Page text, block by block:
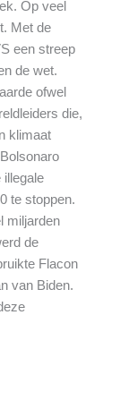
Op veel
Met de
een streep
de wet.
ofwel
die,
klimaat
illegale
te stoppen.
miljarden
de
Flacon
van Biden.